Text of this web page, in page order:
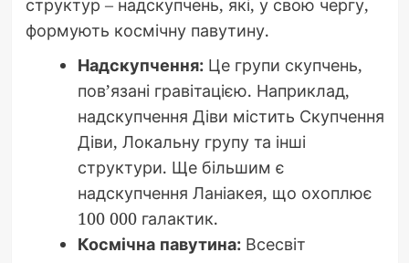
структур – надскупчень, які, у свою чергу,
формують космічну павутину.
Надскупчення:Це групи скупчень,
пов’язані гравітацією. Наприклад,
надскупчення Діви містить Скупчення
Діви, Локальну групу та інші
структури. Ще більшим є
надскупчення Ланіакея, що охоплює
100 000 галактик.
Космічна павутина:Всесвіт